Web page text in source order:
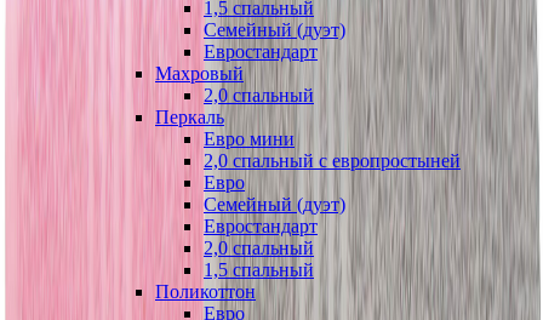
1,5 спальный
Семейный (дуэт)
Евростандарт
Махровый
2,0 спальный
Перкаль
Евро мини
2,0 спальный с европростыней
Евро
Семейный (дуэт)
Евростандарт
2,0 спальный
1,5 спальный
Поликоттон
Евро